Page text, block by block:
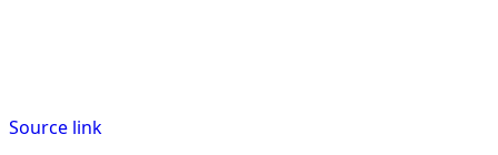
Source link